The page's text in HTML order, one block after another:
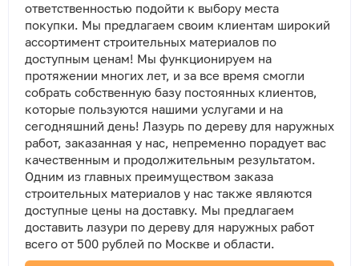
ответственностью подойти к выбору места
покупки. Мы предлагаем своим клиентам широкий
ассортимент строительных материалов по
доступным ценам! Мы функционируем на
протяжении многих лет, и за все время смогли
собрать собственную базу постоянных клиентов,
которые пользуются нашими услугами и на
сегодняшний день! Лазурь по дереву для наружных
работ, заказанная у нас, непременно порадует вас
качественным и продолжительным результатом.
Одним из главных преимуществом заказа
строительных материалов у нас также являются
доступные цены на доставку. Мы предлагаем
доставить лазури по дереву для наружных работ
всего от 500 рублей по Москве и области.